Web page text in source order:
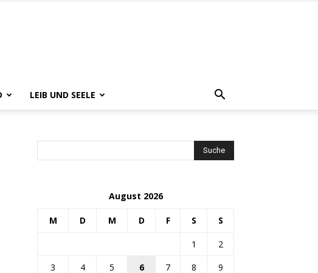
LEIB UND SEELE
August 2026
M D M D F S S
1
2
3
4 5 6 7 8 9